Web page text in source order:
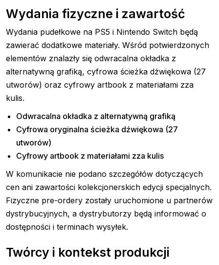
Wydania fizyczne i zawartość
Wydania pudełkowe na PS5 i Nintendo Switch będą
zawierać dodatkowe materiały. Wśród potwierdzonych
elementów znalazły się odwracalna okładka z
alternatywną grafiką, cyfrowa ścieżka dźwiękowa (27
utworów) oraz cyfrowy artbook z materiałami zza
kulis.
Odwracalna okładka z alternatywną grafiką
Cyfrowa oryginalna ścieżka dźwiękowa (27
utworów)
Cyfrowy artbook z materiałami zza kulis
W komunikacie nie podano szczegółów dotyczących
cen ani zawartości kolekcjonerskich edycji specjalnych.
Fizyczne pre-ordery zostały uruchomione u partnerów
dystrybucyjnych, a dystrybutorzy będą informować o
dostępności i terminach wysyłek.
Twórcy i kontekst produkcji